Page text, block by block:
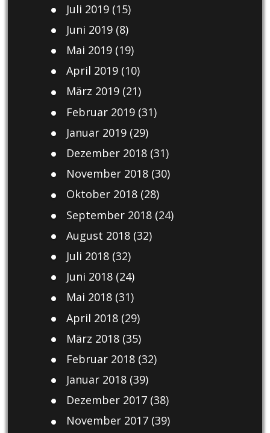
Juli 2019(15)
Juni 2019(8)
Mai 2019(19)
April 2019(10)
März 2019(21)
Februar 2019(31)
Januar 2019(29)
Dezember 2018(31)
November 2018(30)
Oktober 2018(28)
September 2018(24)
August 2018(32)
Juli 2018(32)
Juni 2018(24)
Mai 2018(31)
April 2018(29)
März 2018(35)
Februar 2018(32)
Januar 2018(39)
Dezember 2017(38)
November 2017(39)